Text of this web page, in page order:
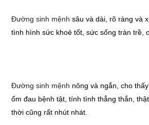
Đường sinh mệnh sâu và dài, rõ ràng và
tình hình sức khoẻ tốt, sức sống tràn trề,
Đường sinh mệnh nông và ngắn, cho
ốm đau bệnh tật, tính tình thẳng thắn,
thời cũng rất nhút nhát.